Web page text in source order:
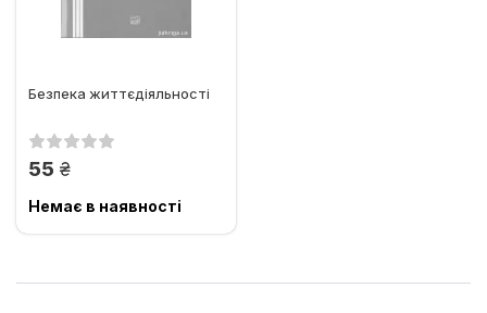
Безпека життєдіяльності
55 грн.
Немає в наявності